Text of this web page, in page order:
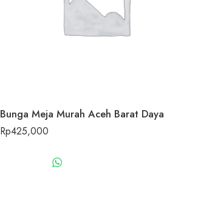
Bunga Meja Murah Aceh Barat Daya
Rp425,000